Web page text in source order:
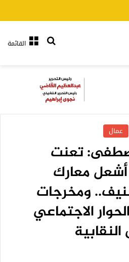
القائمةبحث عن
عمال
تعنت
أشعل معارك
ومخرجات
الاجتماعي